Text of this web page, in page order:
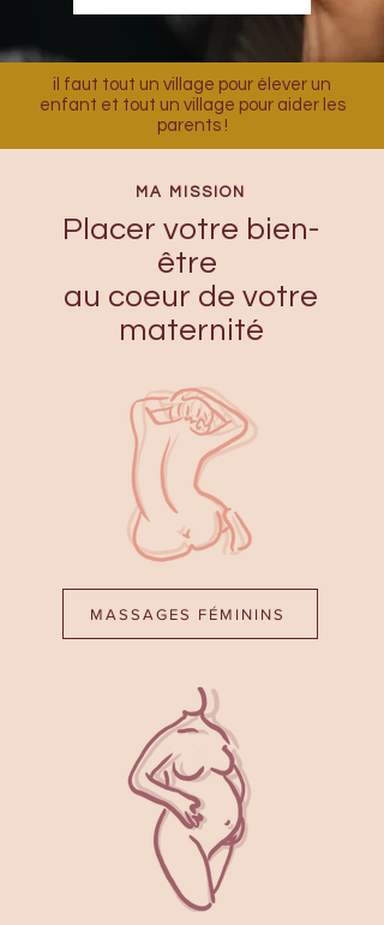
il faut tout un village pour élever un
enfant et tout un village pour aider les
parents !
MA MISSION
Placer votre bien-
être
au coeur de votre
maternité
MASSAGES FÉMININS